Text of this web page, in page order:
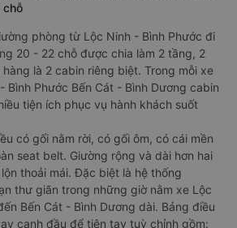
chỗ
phòng từ Lộc Ninh - Bình Phước đi
20 - 22 chỗ được chia làm 2 tầng, 2
là 2 cabin riêng biệt. Trong mỗi xe
Bình Phước Bến Cát - Bình Dương cabin
tiện ích phục vụ hành khách suốt
có gối nằm rời, có gối ôm, có cái mền
seat belt. Giường rộng và dài hơn hai
thoải mái. Đặc biệt là hệ thống
thư giãn trong những giờ nằm xe Lộc
Bến Cát - Bình Dương dài. Bảng điều
cạnh đầu để tiện tay tuỳ chỉnh gồm: